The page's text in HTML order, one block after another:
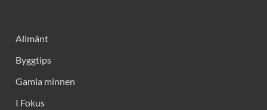
Allmänt
Byggtips
Gamla minnen
I Fokus